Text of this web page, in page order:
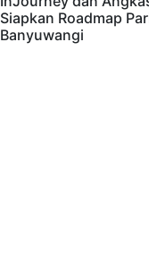
Siapkan Roadmap
Banyuwangi